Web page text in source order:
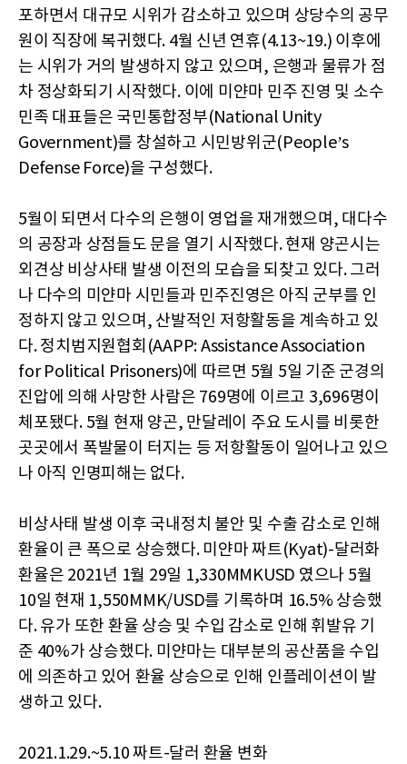
포하면서 대규모 시위가 감소하고 있으며 상당수의 공무
원이 직장에 복귀했다. 4월 신년 연휴(4.13~19.) 이후에
는 시위가 거의 발생하지 않고 있으며, 은행과 물류가 점
차 정상화되기 시작했다. 이에 미얀마 민주 진영 및 소수
민족 대표들은 국민통합정부(National Unity
Government)를 창설하고 시민방위군(People’s
Defense Force)을 구성했다.
5월이 되면서 다수의 은행이 영업을 재개했으며, 대다수
의 공장과 상점들도 문을 열기 시작했다. 현재 양곤시는
외견상 비상사태 발생 이전의 모습을 되찾고 있다. 그러
나 다수의 미얀마 시민들과 민주진영은 아직 군부를 인
정하지 않고 있으며, 산발적인 저항활동을 계속하고 있
다. 정치범지원협회(AAPP: Assistance Association
for Political Prisoners)에 따르면 5월 5일 기준 군경의
진압에 의해 사망한 사람은 769명에 이르고 3,696명이
체포됐다. 5월 현재 양곤, 만달레이 주요 도시를 비롯한
곳곳에서 폭발물이 터지는 등 저항활동이 일어나고 있으
나 아직 인명피해는 없다.
비상사태 발생 이후 국내정치 불안 및 수출 감소로 인해
환율이 큰 폭으로 상승했다. 미얀마 짜트(Kyat)-달러화
환율은 2021년 1월 29일 1,330MMKUSD 였으나 5월
10일 현재 1,550MMK/USD를 기록하며 16.5% 상승했
다. 유가 또한 환율 상승 및 수입 감소로 인해 휘발유 기
준 40%가 상승했다. 미얀마는 대부분의 공산품을 수입
에 의존하고 있어 환율 상승으로 인해 인플레이션이 발
생하고 있다.
2021.1.29.~5.10 짜트-달러 환율 변화